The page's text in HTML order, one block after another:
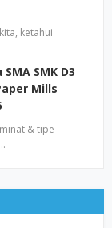
ketahui
SMK D3
Mills
& tipe